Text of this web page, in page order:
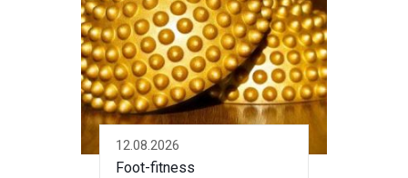
12.08.2026
Foot-fitness